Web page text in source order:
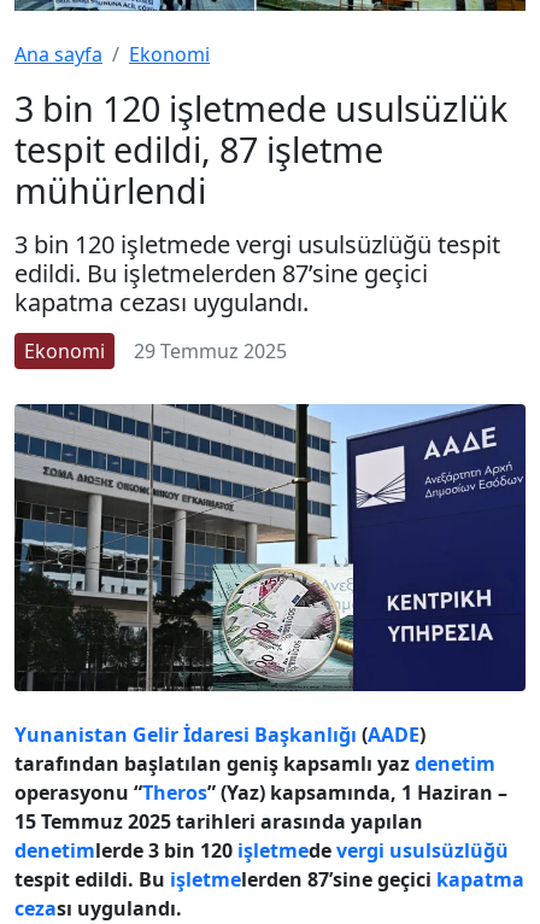
Ana sayfa Ekonomi
3 bin 120 işletmede usulsüzlük
tespit edildi, 87 işletme
mühürlendi
3 bin 120 işletmede vergi usulsüzlüğü tespit
edildi. Bu işletmelerden 87’sine geçici
kapatma cezası uygulandı.
Ekonomi 29 Temmuz 2025
Yunanistan Gelir İdaresi Başkanlığı (AADE)
tarafından başlatılan geniş kapsamlı yazdenetim
operasyonu “Theros” (Yaz) kapsamında, 1 Haziran –
15 Temmuz 2025 tarihleri arasında yapılan
denetimlerde 3 bin 120 işletmedevergi usulsüzlüğü
tespit edildi. Bu işletmelerden 87’sine geçici kapatma
cezası uygulandı.